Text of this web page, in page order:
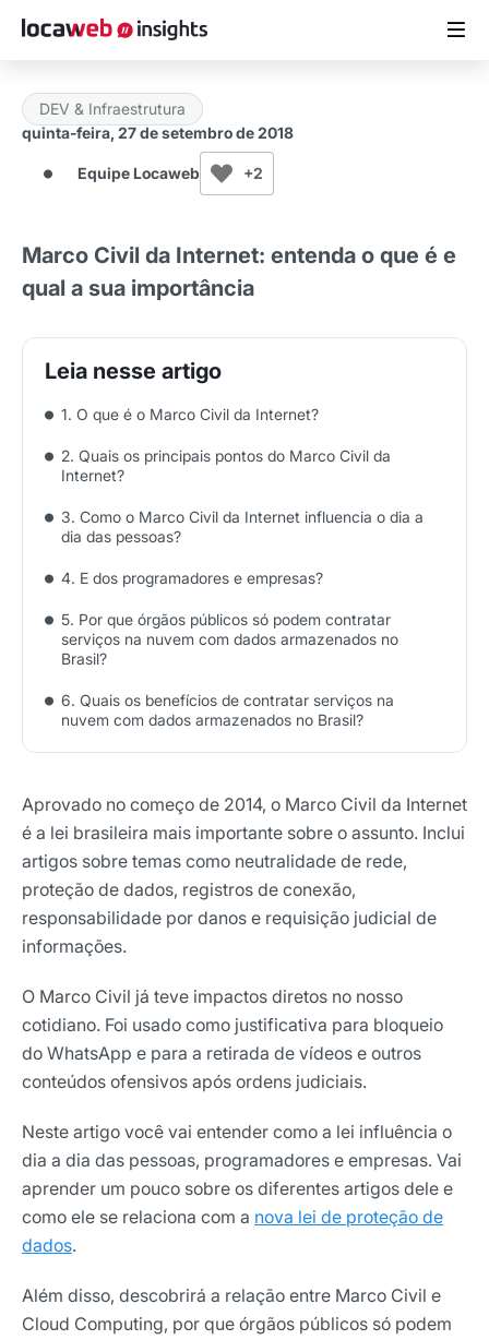
ARTIGOS
MATERIAIS GRATUITOS
ESTUDOS
LOCAWEB.COM.BR
DEV & Infraestrutura
quinta-feira, 27 de setembro de 2018
Equipe Locaweb +2
Marco Civil da Internet: entenda o que é e
qual a sua importância
1. O que é o Marco Civil da Internet?
2. Quais os principais pontos do Marco Civil da
Internet?
3. Como o Marco Civil da Internet influencia o dia a
dia das pessoas?
4. E dos programadores e empresas?
5. Por que órgãos públicos só podem contratar
serviços na nuvem com dados armazenados no
Brasil?
6. Quais os benefícios de contratar serviços na
nuvem com dados armazenados no Brasil?
Aprovado no começo de 2014, o Marco Civil da Internet
é a lei brasileira mais importante sobre o assunto. Inclui
artigos sobre temas como neutralidade de rede,
proteção de dados, registros de conexão,
responsabilidade por danos e requisição judicial de
informações.
O Marco Civil já teve impactos diretos no nosso
cotidiano. Foi usado como justificativa para bloqueio
do WhatsApp e para a retirada de vídeos e outros
conteúdos ofensivos após ordens judiciais.
Neste artigo você vai entender como a lei influência o
dia a dia das pessoas, programadores e empresas. Vai
aprender um pouco sobre os diferentes artigos dele e
como ele se relaciona com a nova lei de proteção de
dados.
Além disso, descobrirá a relação entre Marco Civil e
Cloud Computing, por que órgãos públicos só podem